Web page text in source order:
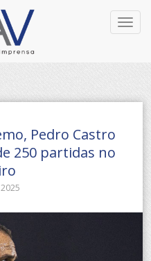
Pedro Castro
250 partidas no